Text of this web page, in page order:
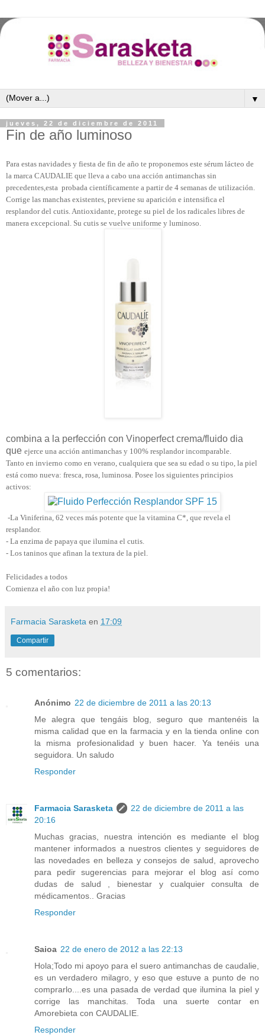
▼
jueves, 22 de diciembre de 2011
Fin de año luminoso
Para estas navidades y fiesta de fin de año te proponemos este sérum lácteo de
la marca CAUDALIE que lleva a cabo una acción antimanchas sin
precedentes,esta probada científicamente a partir de 4 semanas de utilización.
Corrige las manchas existentes, previene su aparición e intensifica el
resplandor del cutis. Antioxidante, protege su piel de los radicales libres de
manera excepcional. Su cutis se vuelve uniforme y luminoso.
combina a la perfección con Vinoperfect crema/fluido dia
que ejerce una acción antimanchas y 100% resplandor incomparable.
Tanto en invierno como en verano, cualquiera que sea su edad o su tipo, la piel
está como nueva: fresca, rosa, luminosa. Posee los siguientes principios
activos:
-La Viniferina, 62 veces más potente que la vitamina C*, que revela el
resplandor.
- La enzima de papaya que ilumina el cutis.
- Los taninos que afinan la textura de la piel.
Felicidades a todos
Comienza el año con luz propia!
Farmacia Sarasketa en 17:09
Compartir
5 comentarios:
Anónimo 22 de diciembre de 2011 a las 20:13
Me alegra que tengáis blog, seguro que mantenéis la
misma calidad que en la farmacia y en la tienda online con
la misma profesionalidad y buen hacer. Ya tenéis una
seguidora. Un saludo
Responder
Farmacia Sarasketa
22 de diciembre de 2011 a las
20:16
Muchas gracias, nuestra intención es mediante el blog
mantener informados a nuestros clientes y seguidores de
las novedades en belleza y consejos de salud, aprovecho
para pedir sugerencias para mejorar el blog así como
dudas de salud , bienestar y cualquier consulta de
médicamentos.. Gracias
Responder
Saioa 22 de enero de 2012 a las 22:13
Hola;Todo mi apoyo para el suero antimanchas de caudalie,
es un verdadero milagro, y eso que estuve a punto de no
comprarlo....es una pasada de verdad que ilumina la piel y
corrige las manchitas. Toda una suerte contar en
Amorebieta con CAUDALIE.
Responder